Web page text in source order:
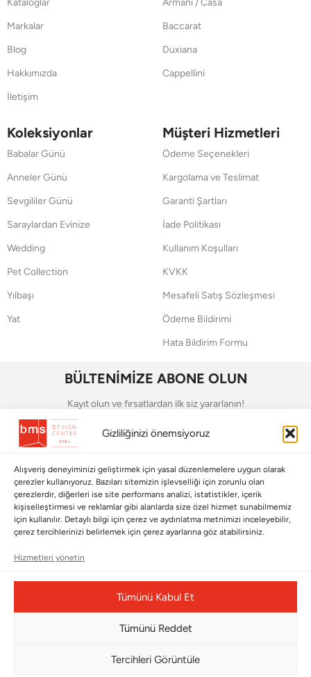
Gizliliğinizi önemsiyoruz
Alışveriş deneyiminizi geliştirmek için yasal düzenlemelere uygun olarak
çerezler kullanıyoruz. Bazıları sitemizin işlevselliği için zorunlu olan
çerezlerdir, diğerleri ise site performans analizi, istatistikler, içerik
kişiselleştirmesi ve reklamlar gibi alanlarda size özel hizmet sunabilmemiz
için kullanılır. Detaylı bilgi için çerez ve aydınlatma metnimizi inceleyebilir,
çerez tercihlerinizi belirlemek için çerez ayarlarına göz atabilirsiniz.
Hizmetleri yönetin
Tümünü Kabul Et
Tümünü Reddet
Tercihleri Görüntüle
Kataloglar
Markalar
Blog
Hakkımızda
İletişim
Armani / Casa
Baccarat
Duxiana
Cappellini
Koleksiyonlar
Babalar Günü
Anneler Günü
Sevgililer Günü
Saraylardan Evinize
Wedding
Pet Collection
Yılbaşı
Yat
Müşteri Hizmetleri
Ödeme Seçenekleri
Kargolama ve Teslimat
Garanti Şartları
İade Politikası
Kullanım Koşulları
KVKK
Mesafeli Satış Sözleşmesi
Ödeme Bildirimi
Hata Bildirim Formu
BÜLTENİMİZE ABONE OLUN
Kayıt olun ve fırsatlardan ilk siz yararlanın!
Bültenimize Abone Olun
Bizi Takip Edin